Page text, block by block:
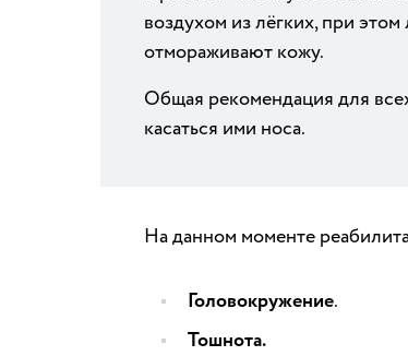
воздухом из лёгких, при
отмораживают кожу.
Общая рекомендация для
касаться ими носа.
На данном моменте
Головокружение.
Тошнота.